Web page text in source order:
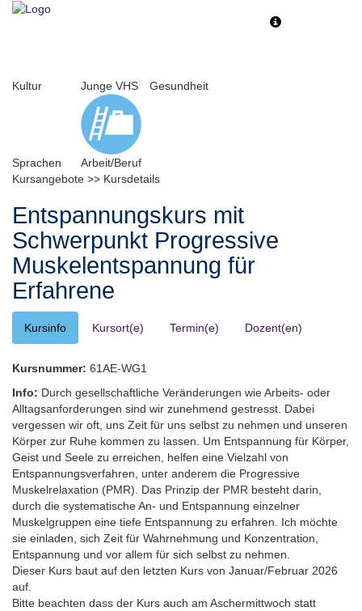
Toggle
Kultur Junge VHS Gesundheit
Sprachen
Arbeit/Beruf
Kursangebote >> Kursdetails
Entspannungskurs mit
Schwerpunkt Progressive
Muskelentspannung für
Erfahrene
Kursinfo Kursort(e) Termin(e) Dozent(en)
Kursnummer: 61AE-WG1
Info: Durch gesellschaftliche Veränderungen wie Arbeits- oder
Alltagsanforderungen sind wir zunehmend gestresst. Dabei
vergessen wir oft, uns Zeit für uns selbst zu nehmen und unseren
Körper zur Ruhe kommen zu lassen. Um Entspannung für Körper,
Geist und Seele zu erreichen, helfen eine Vielzahl von
Entspannungsverfahren, unter anderem die Progressive
Muskelrelaxation (PMR). Das Prinzip der PMR besteht darin,
durch die systematische An- und Entspannung einzelner
Muskelgruppen eine tiefe Entspannung zu erfahren. Ich möchte
sie einladen, sich Zeit für Wahrnehmung und Konzentration,
Entspannung und vor allem für sich selbst zu nehmen.
Dieser Kurs baut auf den letzten Kurs von Januar/Februar 2026
auf.
Bitte beachten dass der Kurs auch am Aschermittwoch statt